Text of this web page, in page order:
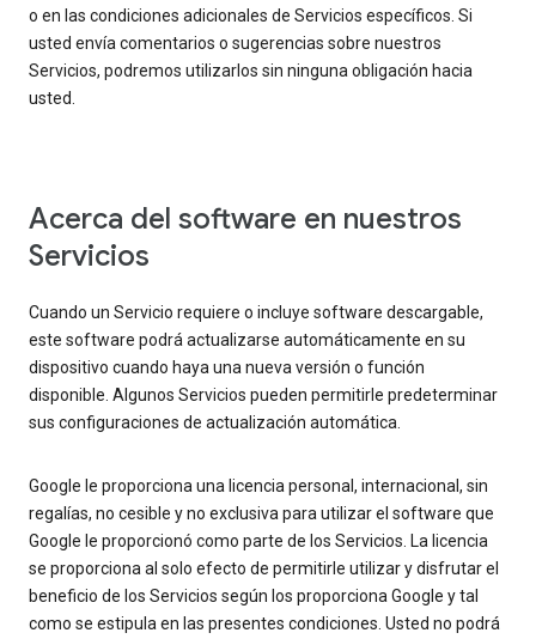
o en las condiciones adicionales de Servicios específicos. Si
usted envía comentarios o sugerencias sobre nuestros
Servicios, podremos utilizarlos sin ninguna obligación hacia
usted.
Acerca del software en nuestros
Servicios
Cuando un Servicio requiere o incluye software descargable,
este software podrá actualizarse automáticamente en su
dispositivo cuando haya una nueva versión o función
disponible. Algunos Servicios pueden permitirle predeterminar
sus configuraciones de actualización automática.
Google le proporciona una licencia personal, internacional, sin
regalías, no cesible y no exclusiva para utilizar el software que
Google le proporcionó como parte de los Servicios. La licencia
se proporciona al solo efecto de permitirle utilizar y disfrutar el
beneficio de los Servicios según los proporciona Google y tal
como se estipula en las presentes condiciones. Usted no podrá